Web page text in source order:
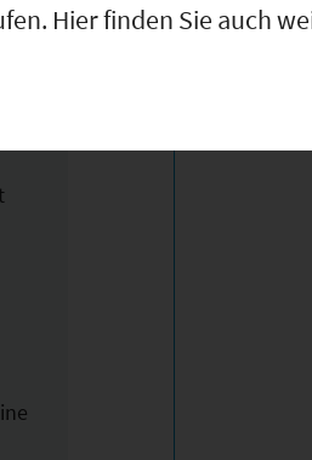
Hier finden Sie auch